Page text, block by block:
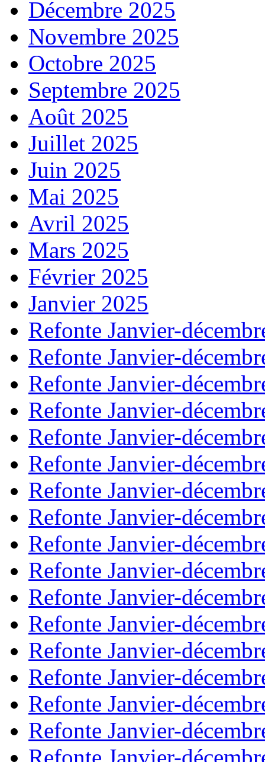
Décembre 2025
Novembre 2025
Octobre 2025
Septembre 2025
Août 2025
Juillet 2025
Juin 2025
Mai 2025
Avril 2025
Mars 2025
Février 2025
Janvier 2025
Refonte Janvier-
Refonte Janvier-
Refonte Janvier-
Refonte Janvier-
Refonte Janvier-
Refonte Janvier-
Refonte Janvier-
Refonte Janvier-
Refonte Janvier-
Refonte Janvier-
Refonte Janvier-
Refonte Janvier-
Refonte Janvier-
Refonte Janvier-
Refonte Janvier-
Refonte Janvier-